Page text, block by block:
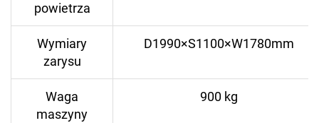
powietrza
Wymiary
zarysu
D1990×S1100×W1780mm
Waga
maszyny
900 kg